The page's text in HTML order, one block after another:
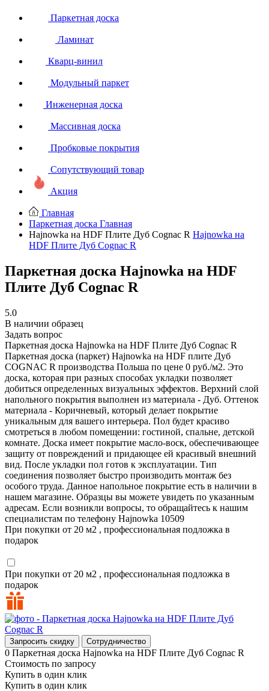
Паркетная доска
Ламинат
Кварц-винил
Модульный паркет
Инженерная доска
Массивная доска
Пробковые покрытия
Сопутствующий товар
Акция
Главная
Паркетная доска Главная
Hajnowka на HDF Плите Дуб Cognac R Hajnowka на
HDF Плите Дуб Cognac R
Паркетная доска Hajnowka на HDF
Плите Дуб Cognac R
5.0
В наличии образец
Задать вопрос
Паркетная доска Hajnowka на HDF Плите Дуб Cognac R
Паркетная доска (паркет) Hajnowka на HDF плите Дуб
COGNAC R производства Польша по цене 0 руб./м2. Это
доска, которая при разных способах укладки позволяет
добиться определенных визуальных эффектов. Верхний слой
напольного покрытия выполнен из материала - Дуб. Оттенок
материала - Коричневый, который делает покрытие
уникальным для вашего интерьера. Пол будет красиво
смотреться в любом помещении: гостиной, спальне, детской
комнате. Доска имеет покрытие масло-воск, обеспечивающее
защиту от повреждений и придающее ей красивый внешний
вид. После укладки пол готов к эксплуатации. Тип
соединения позволяет быстро производить монтаж без
особого труда. Данное напольное покрытие есть в наличии в
нашем магазине. Образцы вы можете увидеть по указанным
адресам. Если возникли вопросы, то обращайтесь к нашим
специалистам по телефону Hajnowka 10509
При покупки от 20 м2 , профессиональная подложка в
подарок
При покупки от 20 м2 , профессиональная подложка в
подарок
Запросить скидку Сотрудничество
0 Паркетная доска Hajnowka на HDF Плите Дуб Cognac R
Стоимость по запросу
Купить в один клик
Купить в один клик